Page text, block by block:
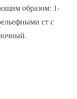
образом: 1-
ст с